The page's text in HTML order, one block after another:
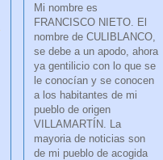
Mi nombre es
FRANCISCO NIETO. El
nombre de CULIBLANCO,
se debe a un apodo, ahora
ya gentilicio con lo que se
le conocían y se conocen
a los habitantes de mi
pueblo de origen
VILLAMARTÍN. La
mayoria de noticias son
de mi pueblo de acogida